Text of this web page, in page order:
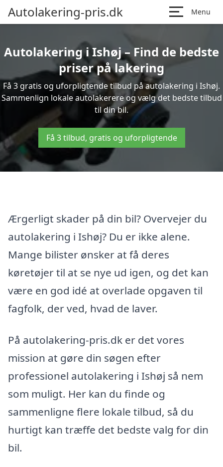
Autolakering-pris.dk Menu
Autolakering i Ishøj – Find de bedste
priser på lakering
Få 3 gratis og uforpligtende tilbud på autolakering i Ishøj.
Sammenlign lokale autolakerere og vælg det bedste tilbud
til din bil.
Få 3 tilbud, gratis og uforpligtende
Ærgerligt skader på din bil? Overvejer du
autolakering i Ishøj? Du er ikke alene.
Mange bilister ønsker at få deres
køretøjer til at se nye ud igen, og det kan
være en god idé at overlade opgaven til
fagfolk, der ved, hvad de laver.
På autolakering-pris.dk er det vores
mission at gøre din søgen efter
professionel autolakering i Ishøj så nem
som muligt. Her kan du finde og
sammenligne flere lokale tilbud, så du
hurtigt kan træffe det bedste valg for din
bil.